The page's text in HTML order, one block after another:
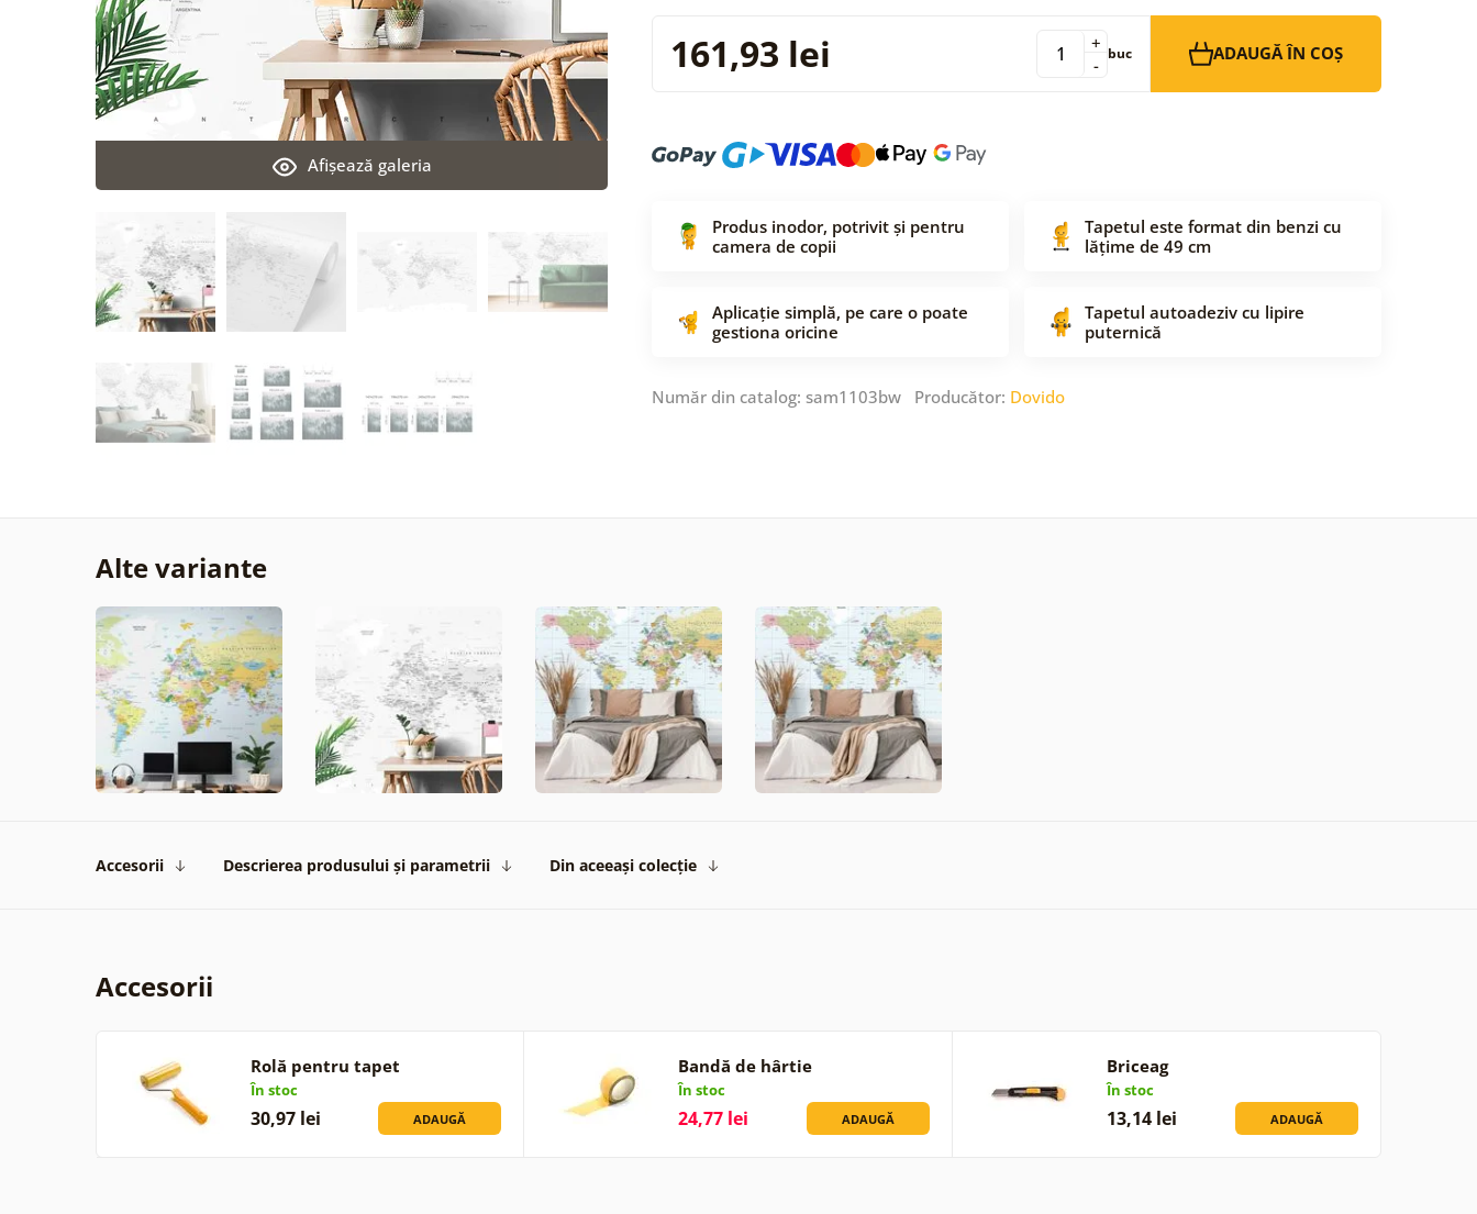
Afişează galeria
161,93 lei -
+ buc ADAUGĂ ÎN COȘ
Produs inodor, potrivit și pentru
camera de copii
Tapetul este format din benzi cu
lățime de 49 cm
Aplicație simplă, pe care o poate
gestiona oricine
Tapetul autoadeziv cu lipire
puternică
Număr din catalog: sam1103bw Producător: Dovido
Alte variante
Accesorii Descrierea produsului și parametrii Din aceeași colecție
Accesorii
Rolă pentru tapet
În stoc
30,97 lei ADAUGĂ
Bandă de hârtie
În stoc
24,77 lei ADAUGĂ
Briceag
În stoc
13,14 lei ADAUGĂ